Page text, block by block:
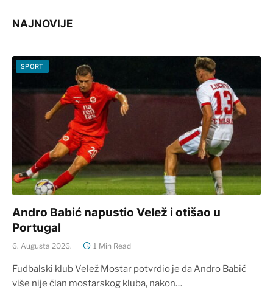
NAJNOVIJE
SPORT
Andro Babić napustio Velež i otišao u
Portugal
6. Augusta 2026. 1 Min Read
Fudbalski klub Velež Mostar potvrdio je da Andro Babić
više nije član mostarskog kluba, nakon…